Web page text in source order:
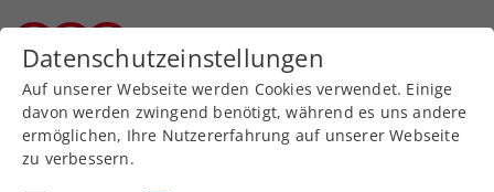
Zurück zur Newsübersicht
Kids & Jugend
Datenschutzeinstellungen
Auf unserer Webseite werden Cookies verwendet. Einige
davon werden zwingend benötigt, während es uns andere
ermöglichen, Ihre Nutzererfahrung auf unserer Webseite
zu verbessern.